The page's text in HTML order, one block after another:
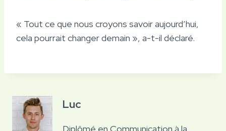
« Tout ce que nous croyons savoir aujourd’hui,
cela pourrait changer demain », a-t-il déclaré.
Luc
Diplômé en Communication à la